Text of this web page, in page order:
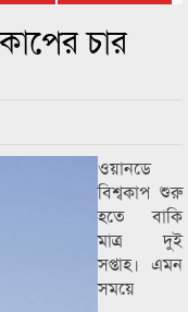
ধান কাটা–শুকানোর ধুম
চার
ওয়ানডে
বিশ্বকাপ শুরু
হতে বাকি
মাত্র দুই
সপ্তাহ। এমন
সময়ে